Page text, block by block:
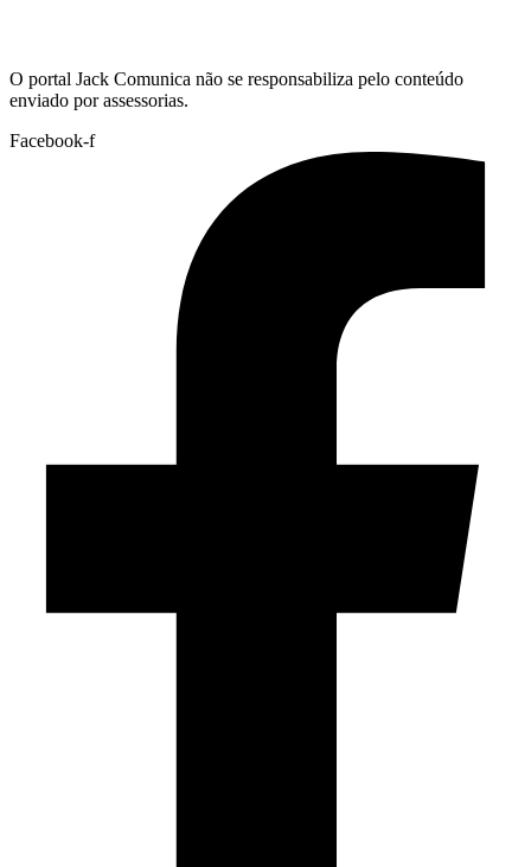
O portal Jack Comunica não se responsabiliza pelo conteúdo
enviado por assessorias.
Facebook-f